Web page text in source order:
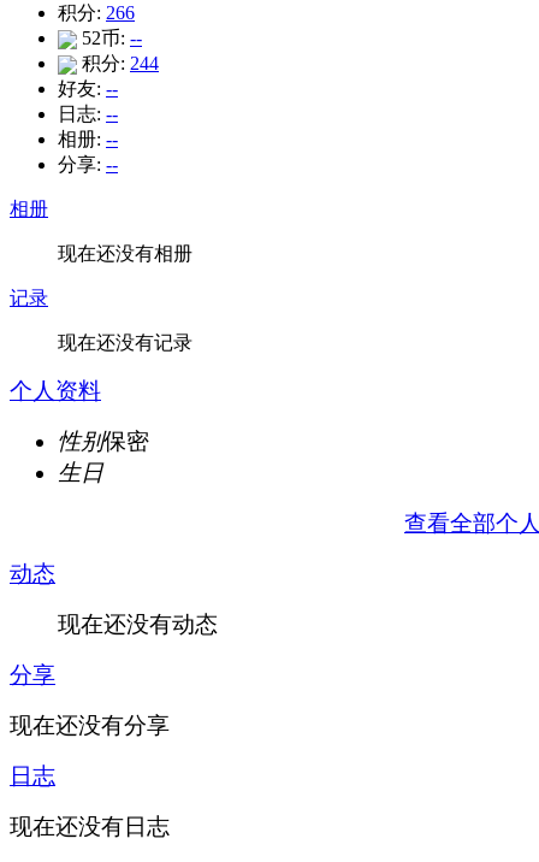
积分: 266
52币: --
积分: 244
好友: --
日志: --
相册: --
分享: --
相册
现在还没有相册
记录
现在还没有记录
个人资料
性别保密
生日
查看全部个
动态
现在还没有动态
分享
现在还没有分享
日志
现在还没有日志